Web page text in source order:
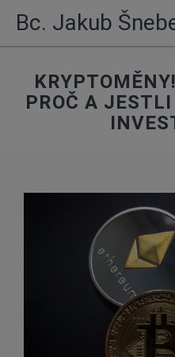
Bc. Jakub
PROČ A